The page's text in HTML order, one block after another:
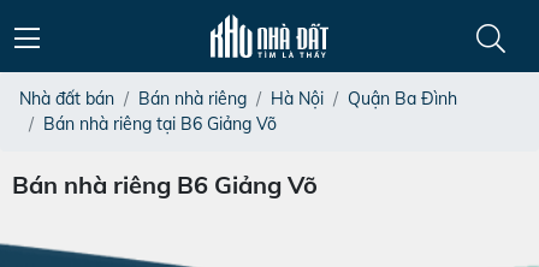
Nhà đất bán Bán nhà riêng Hà Nội
Quận Ba Đình
Bán nhà riêng tại B6 Giảng Võ
Bán nhà riêng B6 Giảng Võ